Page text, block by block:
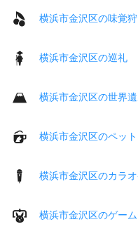
横浜市金沢区の味覚狩
横浜市金沢区の巡礼
横浜市金沢区の世界
横浜市金沢区のペッ
横浜市金沢区のカラ
横浜市金沢区のゲー